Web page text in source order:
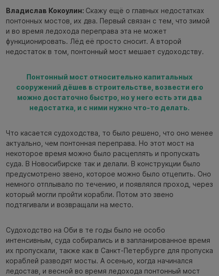
Владислав Кокоулин: Скажу ещё о главных недостатках
понтонных мостов, их два. Первый связан с тем, что зимой
и во время ледохода переправа эта не может
функционировать. Лёд её просто сносит. А второй
недостаток в том, понтонный мост мешает судоходству.
Понтонный мост относительно капитальных
сооружений дёшев в строительстве, возвести его
можно достаточно быстро, но у него есть эти два
недостатка, и с ними нужно что-то делать.
Что касается судоходства, то было решено, что оно менее
актуально, чем понтонная переправа. Но этот мост на
некоторое время можно было расцеплять и пропускать
суда. В Новосибирске так и делали. В конструкции было
предусмотрено звено, которое можно было отцепить. Оно
немного отплывало по течению, и появлялся проход, через
который могли пройти корабли. Потом это звено
подтягивали и возвращали на место.
Судоходство на Оби в те годы было не особо
интенсивным, суда собирались и в запланированное время
их пропускали, также как в Санкт-Петербурге для пропуска
кораблей разводят мосты. А осенью, когда начинался
ледостав, и весной во время ледохода понтонный мост